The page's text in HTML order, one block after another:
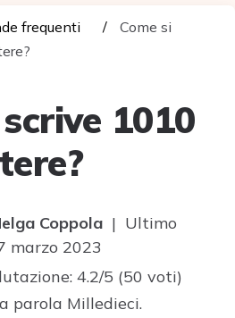
frequenti
Come si
1010
Coppola | Ultimo
marzo 2023
4.2/5 (50 voti)
parola Milledieci.